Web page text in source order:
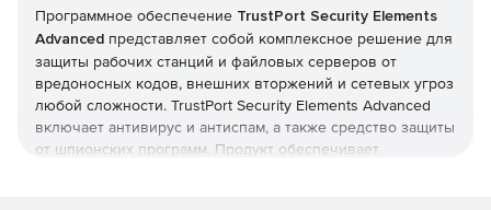
Программное обеспечение TrustPort Security Elements
Advanced представляет собой комплексное решение для
защиты рабочих станций и файловых серверов от
вредоносных кодов, внешних вторжений и сетевых угроз
любой сложности. TrustPort Security Elements Advanced
включает антивирус и антиспам, а также средство защиты
от шпионских программ. Продукт обеспечивает